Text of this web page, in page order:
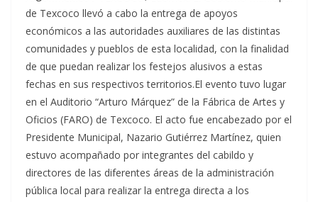
de Texcoco llevó a cabo la entrega de apoyos
económicos a las autoridades auxiliares de las distintas
comunidades y pueblos de esta localidad, con la finalidad
de que puedan realizar los festejos alusivos a estas
fechas en sus respectivos territorios.El evento tuvo lugar
en el Auditorio “Arturo Márquez” de la Fábrica de Artes y
Oficios (FARO) de Texcoco. El acto fue encabezado por el
Presidente Municipal, Nazario Gutiérrez Martínez, quien
estuvo acompañado por integrantes del cabildo y
directores de las diferentes áreas de la administración
pública local para realizar la entrega directa a los